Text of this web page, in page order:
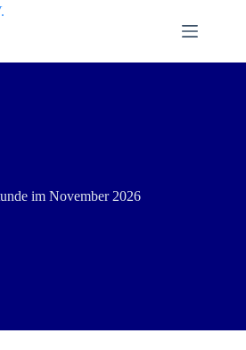
im November 2026